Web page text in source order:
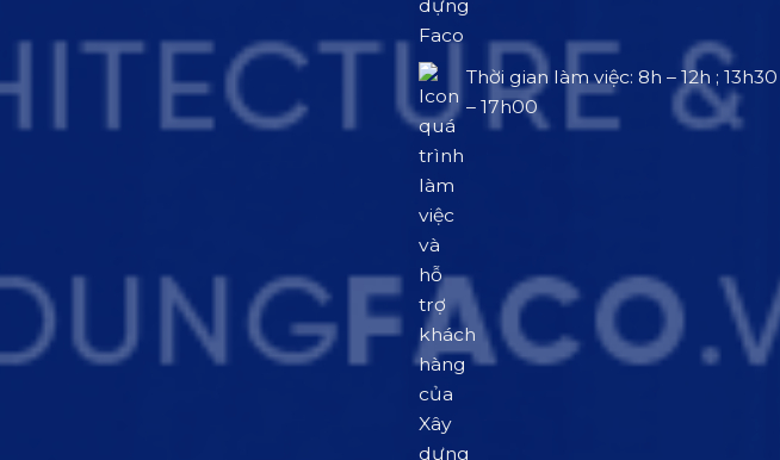
Thời gian làm việc: 8h – 12h ; 13h30
– 17h00